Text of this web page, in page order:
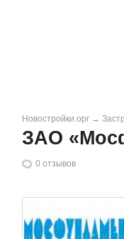
Новостройки.орг →
ЗАО
0 отзывов